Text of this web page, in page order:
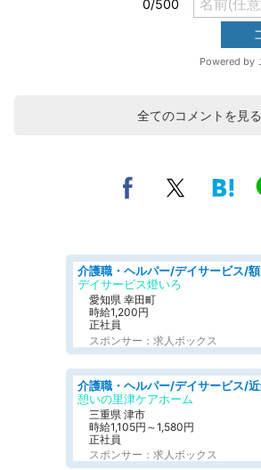
全てのコメントを見る
デイサービス燈いろ
愛知県 幸田町
時給1,200円
正社員
スポンサー：求人ボックス
憩いの里津ケアホーム
三重県 津市
時給1,105円～1,580円
正社員
スポンサー：求人ボックス